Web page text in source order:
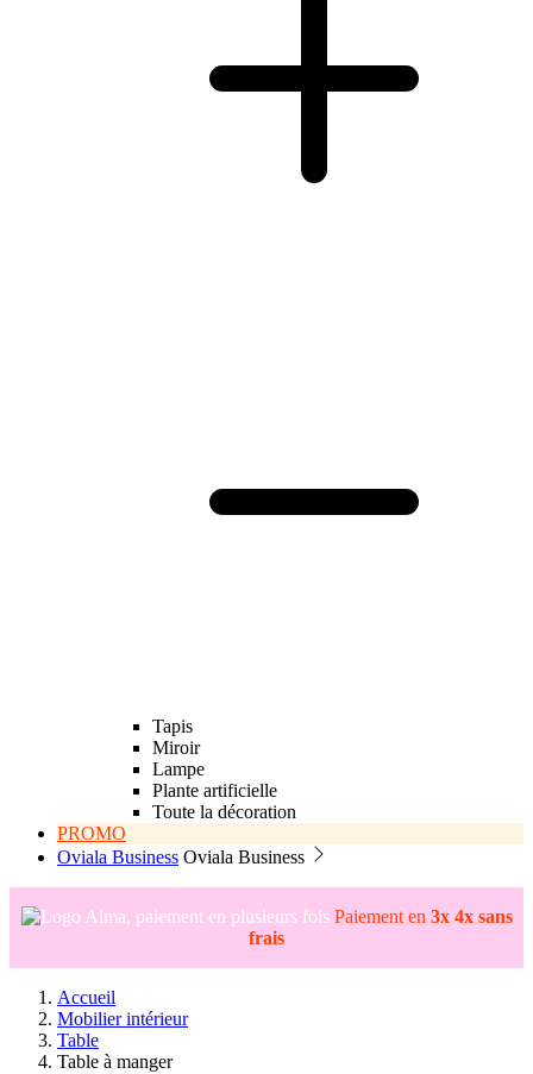
Tapis
Miroir
Lampe
Plante artificielle
Toute la décoration
PROMO
Oviala Business Oviala Business
Paiement en 3x 4x sans
frais
Accueil
Mobilier intérieur
Table
Table à manger